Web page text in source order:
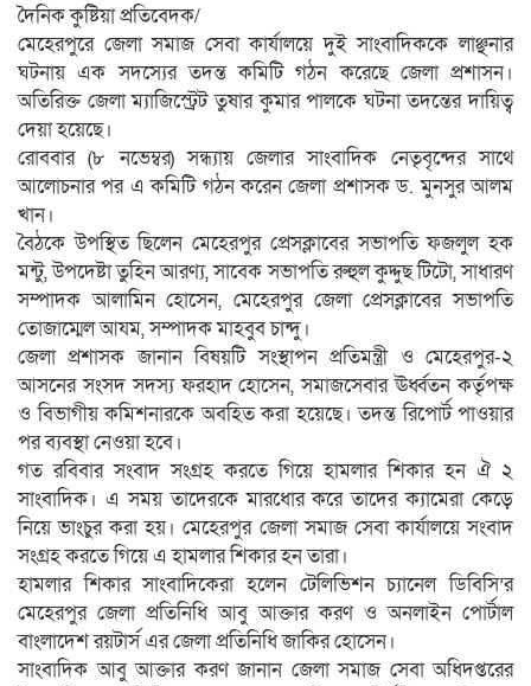
দৈনিক কুষ্টিয়া প্রতিবেদক/
মেহেরপুরে জেলা সমাজ সেবা কার্যালয়ে দুই সাংবাদিককে লাঞ্ছনার
ঘটনায় এক সদস্যের তদন্ত কমিটি গঠন করেছে জেলা প্রশাসন।
অতিরিক্ত জেলা ম্যাজিস্ট্রেট তুষার কুমার পালকে ঘটনা তদন্তের দায়িত্ব
দেয়া হয়েছে।
রোববার (৮ নভেম্বর) সন্ধ্যায় জেলার সাংবাদিক নেতৃবৃন্দের সাথে
আলোচনার পর এ কমিটি গঠন করেন জেলা প্রশাসক ড. মুনসুর আলম
খান।
বৈঠকে উপস্থিত ছিলেন মেহেরপুর প্রেসক্লাবের সভাপতি ফজলুল হক
মন্টু, উপদেষ্টা তুহিন আরণ্য, সাবেক সভাপতি রুহুল কুদ্দুছ টিটো, সাধারণ
সম্পাদক আলামিন হোসেন, মেহেরপুর জেলা প্রেসক্লাবের সভাপতি
তোজাম্মেল আযম, সম্পাদক মাহবুব চান্দু।
জেলা প্রশাসক জানান বিষয়টি সংস্থাপন প্রতিমন্ত্রী ও মেহেরপুর-২
আসনের সংসদ সদস্য ফরহাদ হোসেন, সমাজসেবার ঊর্ধ্বতন কর্তৃপক্ষ
ও বিভাগীয় কমিশনারকে অবহিত করা হয়েছে। তদন্ত রিপোর্ট পাওয়ার
পর ব্যবস্থা নেওয়া হবে।
গত রবিবার সংবাদ সংগ্রহ করতে গিয়ে হামলার শিকার হন ঐ ২
সাংবাদিক। এ সময় তাদেরকে মারধোর করে তাদের ক্যামেরা কেড়ে
নিয়ে ভাংচুর করা হয়। মেহেরপুর জেলা সমাজ সেবা কার্যালয়ে সংবাদ
সংগ্রহ করতে গিয়ে এ হামলার শিকার হন তারা।
হামলার শিকার সাংবাদিকেরা হলেন টেলিভিশন চ্যানেল ডিবিসি’র
মেহেরপুর জেলা প্রতিনিধি আবু আক্তার করণ ও অনলাইন পোর্টাল
বাংলাদেশ রয়টার্স এর জেলা প্রতিনিধি জাকির হোসেন।
সাংবাদিক আবু আক্তার করণ জানান জেলা সমাজ সেবা অধিদপ্তরের